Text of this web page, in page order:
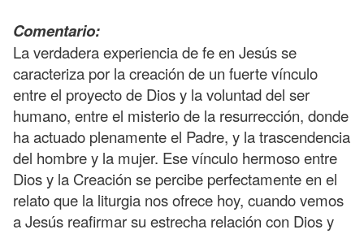
Comentario:
La verdadera experiencia de fe en Jesús se
caracteriza por la creación de un fuerte vínculo
entre el proyecto de Dios y la voluntad del ser
humano, entre el misterio de la resurrección, donde
ha actuado plenamente el Padre, y la trascendencia
del hombre y la mujer. Ese vínculo hermoso entre
Dios y la Creación se percibe perfectamente en el
relato que la liturgia nos ofrece hoy, cuando vemos
a Jesús reafirmar su estrecha relación con Dios y